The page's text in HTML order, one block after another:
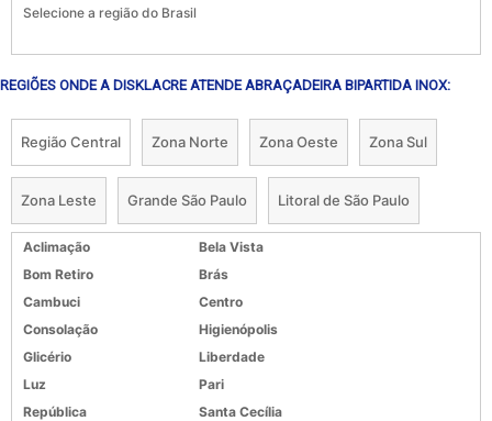
Selecione a região do Brasil
REGIÕES ONDE A DISKLACRE ATENDE ABRAÇADEIRA BIPARTIDA INOX:
Região Central Zona Norte Zona Oeste Zona Sul
Zona Leste Grande São Paulo Litoral de São Paulo
Aclimação
Bela Vista
Bom Retiro
Brás
Cambuci
Centro
Consolação
Higienópolis
Glicério
Liberdade
Luz
Pari
República
Santa Cecília